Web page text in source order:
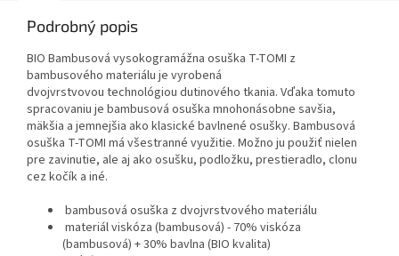
Podrobný popis
BIO Bambusová vysokogramážna osuška T-TOMI z
bambusového materiálu je vyrobená
dvojvrstvovou technológiou dutinového tkania. Vďaka tomuto
spracovaniu je bambusová osuška mnohonásobne savšia,
mäkšia a jemnejšia ako klasické bavlnené osušky. Bambusová
osuška T-TOMI má všestranné využitie. Možno ju použiť nielen
pre zavinutie, ale aj ako osušku, podložku, prestieradlo, clonu
cez kočík a iné.
bambusová osuška z dvojvrstvového materiálu
materiál viskóza (bambusová) - 70% viskóza
(bambusová) + 30% bavlna (BIO kvalita)